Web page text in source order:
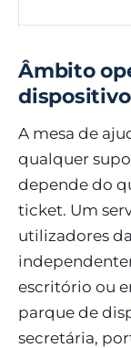
Âmbito
A mesa de
qualquer
depende do
ticket. Um
utilizadores
escritório ou
parque de
secretária,